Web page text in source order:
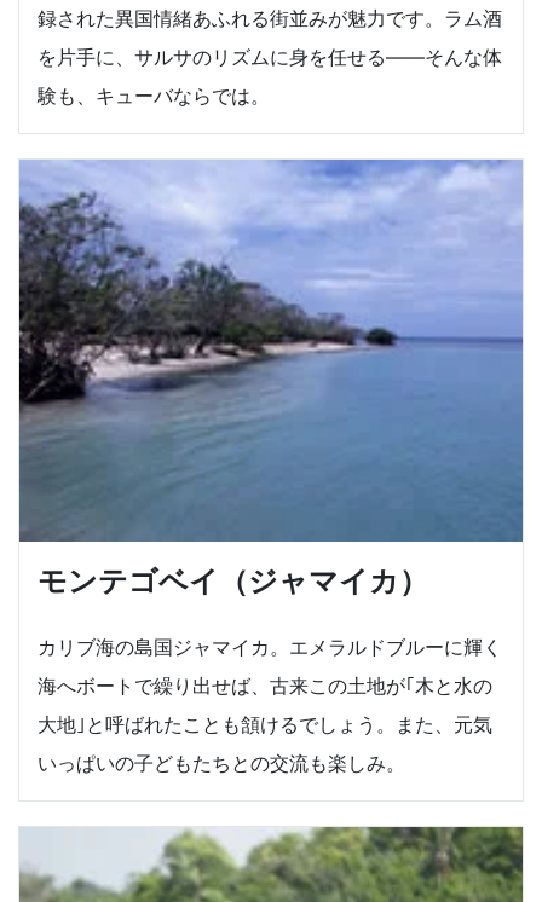
録された異国情緒あふれる街並みが魅力です。ラム酒
を片手に、サルサのリズムに身を任せる――そんな体
験も、キューバならでは。
モンテゴベイ（ジャマイカ）
カリブ海の島国ジャマイカ。エメラルドブルーに輝く
海へボートで繰り出せば、古来この土地が｢木と水の
大地｣と呼ばれたことも頷けるでしょう。また、元気
いっぱいの子どもたちとの交流も楽しみ。